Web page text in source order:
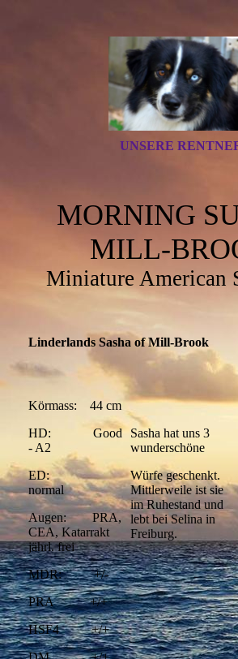
UNSERE
MORNING
MILL-
Miniature American
Linderlands Sasha of Mill-Brook
Körmass: 44 cm
HD: Good
- A2
ED:
normal
Augen: PRA,
CEA, Katarrakt
jährl. frei
MDR: +/-
PRA +/+
HSF4 +/+
Sasha hat uns 3
wunderschöne
Würfe geschenkt.
Mittlerweile ist sie
im Ruhestand und
lebt bei Selina in
Freiburg.